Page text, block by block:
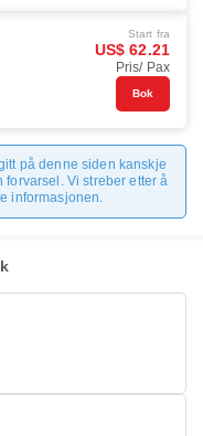
Start fra
US$ 62.21
Pris/ Pax
Bok
på denne siden kanskje
Vi streber etter å
informasjonen.